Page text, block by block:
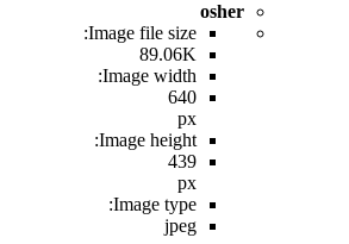
osher
Image file size:
89.06K
Image width:
640
px
Image height:
439
px
Image type:
jpeg